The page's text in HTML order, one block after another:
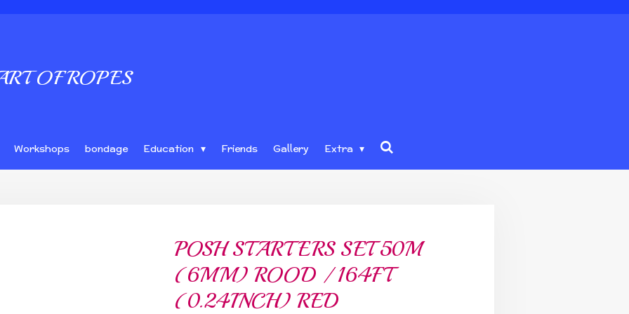
OF ROPES
Workshops bondage Education Friends Gallery Extra
POSH STARTERS SET 50M
(6MM) ROOD / 164FT
(0.24INCH) RED